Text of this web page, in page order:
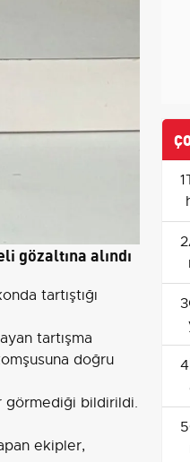
gözaltına alındı
tartıştığı
tartışma
doğru
görmediği bildirildi.
ekipler,
1
2
3
4
5